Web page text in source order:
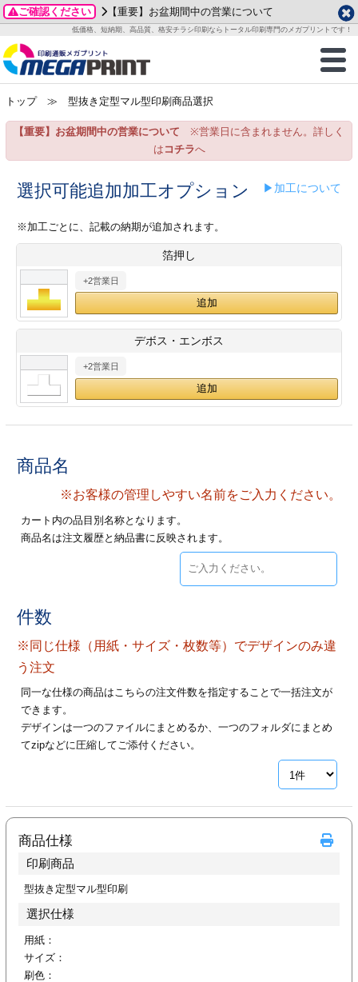
ご確認ください 【重要】お盆期間中の営業について
低価格、短納期、高品質、格安チラシ印刷ならトータル印刷専門のメガプリントです！
商品一覧
グッズ
ステッカー
ックカード印刷
業ツール印刷
＆盛り上げ印刷
ご利用ガイド
お客様へ
いて
方法
/送料について
刷
カード印刷
ックカード名刺
ムカード
型マル型印刷
ード印刷
印刷
ファイル印刷
ァイル印刷
印刷
印刷
リーブ印刷
加工
データ作成ガイド
成前に
ガイド
加工指示ガイド
テンプレート
ード印刷
名刺印刷
ックカード
ード印刷
印刷
形マル型
印刷
名刺印刷
ムカード印刷
刷
カード印刷
フォルダー
ァイル印刷
一覧
わせ
り
プル請求
2026年 8月
月
火 水 木 金
土
1
3
4 5 6 7
8
15
24
25 26 27
29
土
1
2 3
8 9 10 11
12
14
15 16 17 18
19
25
26
28
29 30
トップ≫ 型抜き定型マル型印刷商品選択
【重要】お盆期間中の営業について ※営業日に含まれません。詳しく
は コチラへ
選択可能追加加工オプション ▶加工について
※加工ごとに、記載の納期が追加されます。
箔押し
+2営業日
デボス・エンボス
+2営業日
商品名
※お客様の管理しやすい名前をご入力ください。
カート内の品目別名称となります。
商品名は注文履歴と納品書に反映されます。
件数
※同じ仕様（用紙・サイズ・枚数等）でデザインのみ違
う注文
同一な仕様の商品はこちらの注文件数を指定することで一括注文が
できます。
デザインは一つのファイルにまとめるか、一つのフォルダにまとめ
てzipなどに圧縮してご添付ください。
商品仕様
印刷商品
型抜き定型マル型印刷
選択仕様
用紙：
サイズ：
刷色：